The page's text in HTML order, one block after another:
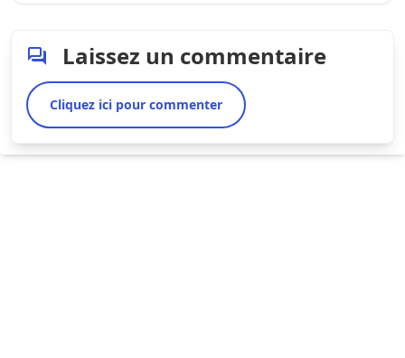
Laissez un commentaire
Cliquez ici pour commenter